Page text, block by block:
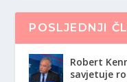
POSLJEDNJI
Robert
savjetuje